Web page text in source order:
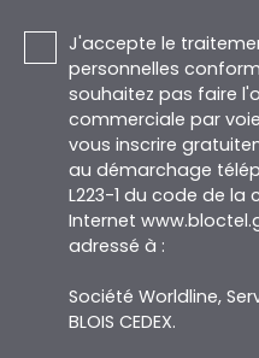
J'accepte le
personnelles
souhaitez pas faire
commerciale par
vous inscrire
au démarchage
L223-1 du code de
Internet
adressé à :
Société Worldline,
BLOIS CEDEX.